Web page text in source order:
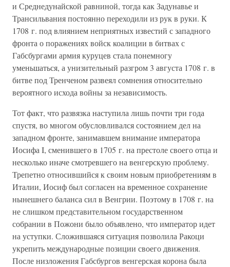
и Среднедунайской равниной, тогда как Задунавье и
Трансильвания постоянно переходили из рук в руки. К
1708 г. под влиянием неприятных известий с западного
фронта о поражениях войск коалиции в битвах с
Габсбургами армия куруцев стала понемногу
уменьшаться, а унизительный разгром 3 августа 1708 г. в
битве под Тренченом развеял сомнения относительно
вероятного исхода войны за независимость.
Тот факт, что развязка наступила лишь почти три года
спустя, во многом обусловливался состоянием дел на
западном фронте, занимавшем внимание императора
Иосифа I, сменившего в 1705 г. на престоле своего отца и
несколько иначе смотревшего на венгерскую проблему.
Трепетно относившийся к своим новым приобретениям в
Италии, Иосиф был согласен на временное сохранение
нынешнего баланса сил в Венгрии. Поэтому в 1708 г. на
не слишком представительном государственном
собрании в Пожони было объявлено, что император идет
на уступки. Сложившаяся ситуация позволила Ракоци
укрепить международные позиции своего движения.
После низложения Габсбургов венгерская корона была